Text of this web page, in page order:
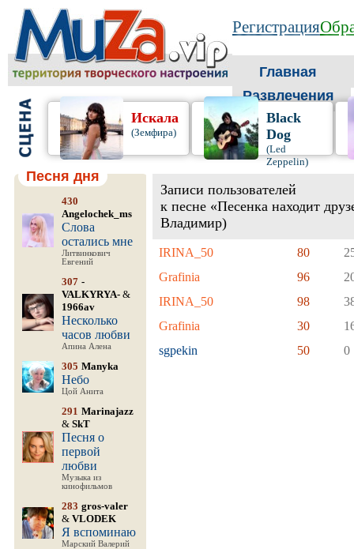
Регистрация
Главная
Развлечения
Искала
(Земфира)
Black
Dog
(Led
Zeppelin)
Песня дня
430
Angelochek_ms
Слова
остались мне
Литвинкович
Евгений
307 -
VALKYRYA- &
1966av
Несколько
часов любви
Апина Алена
305 Manyka
Небо
Цой Анита
291 Marinajazz
& SkT
Песня о
первой
любви
Музыка из
кинофильмов
283 gros-valer
& VLODEK
Я вспоминаю
Марский Валерий
Записи пользователей
к песне «Песенка находит
Владимир)
IRINA_50 80
Grafinia
96
IRINA_50
98
Grafinia
30
sgpekin
50 0